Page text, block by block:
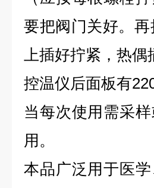
要把阀门关好。
上插好拧紧，热偶
控温仪后面板有
当每次使用需采
用。
本品广泛用于医